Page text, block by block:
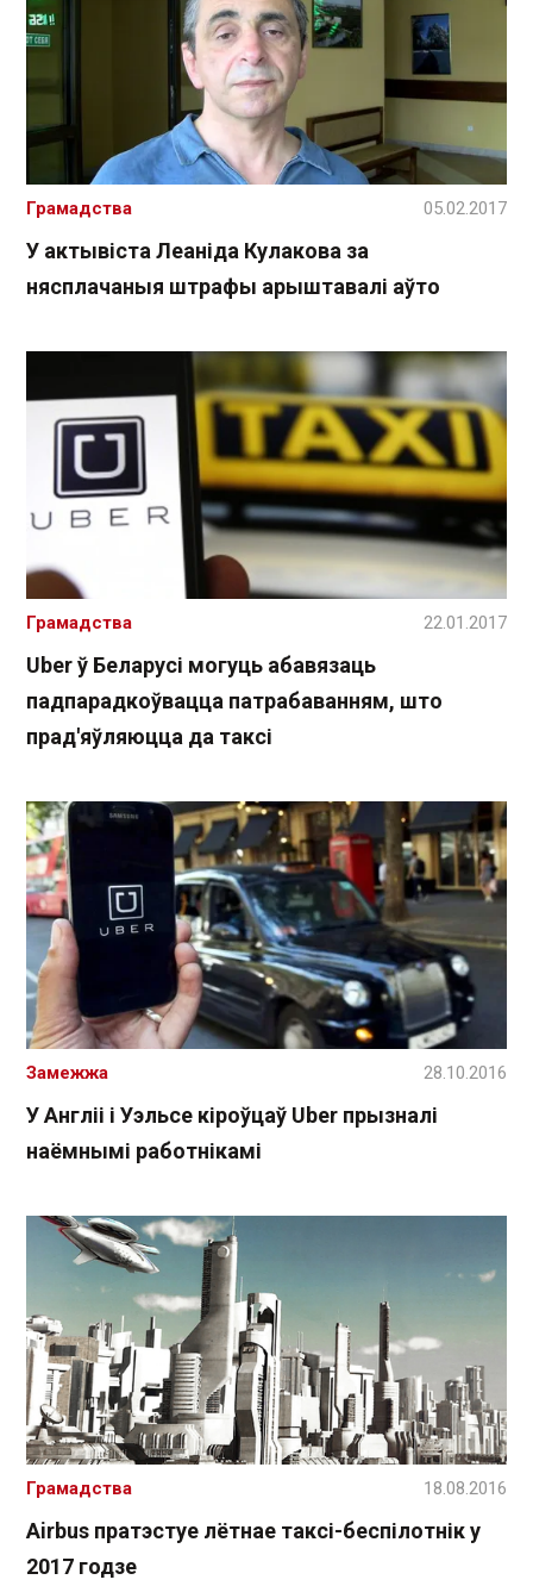
У актывіста Леаніда Кулакова за
нясплачаныя штрафы арыштавалі аўто
Грамадства 05.02.2017
Uber ў Беларусі могуць абавязаць
падпарадкоўвацца патрабаванням, што
прад'яўляюцца да таксі
Грамадства 22.01.2017
У Англіі і Уэльсе кіроўцаў Uber прызналі
наёмнымі работнікамі
Замежжа 28.10.2016
Airbus пратэстуе лётнае таксі-беспілотнік у
2017 годзе
Грамадства 18.08.2016